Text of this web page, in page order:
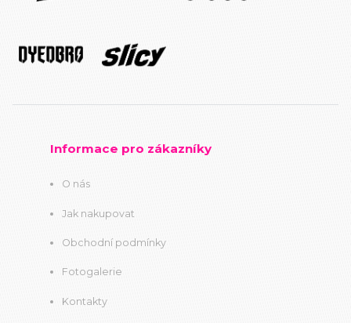
Informace pro zákazníky
O nás
Jak nakupovat
Obchodní podmínky
Fotogalerie
Kontakty